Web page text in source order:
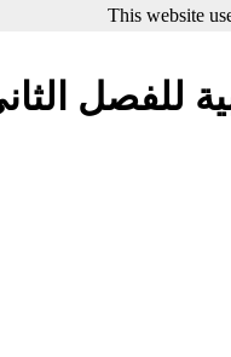
للفصل
This website